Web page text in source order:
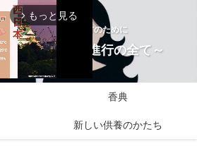
式にのぞむすべての方のために
BLOG～準備と進行の全て～
香典
新しい供養のかたち
arrow_forward_ios もっと見る